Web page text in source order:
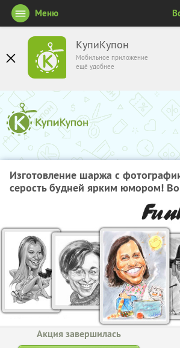
КупиКупон
Мобильное приложение
ещё удобнее
Меню
Изготовление шаржа с
серость будней ярким юмором!
Акция завершилась